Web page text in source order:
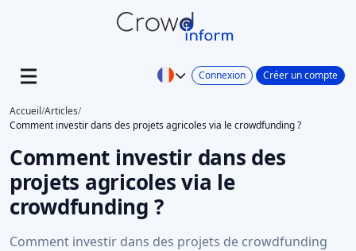
Connexion Créer un compte
Accueil/Articles/
Comment investir dans des projets agricoles via le crowdfunding ?
Comment investir dans des
projets agricoles via le
crowdfunding ?
Comment investir dans des projets de crowdfunding